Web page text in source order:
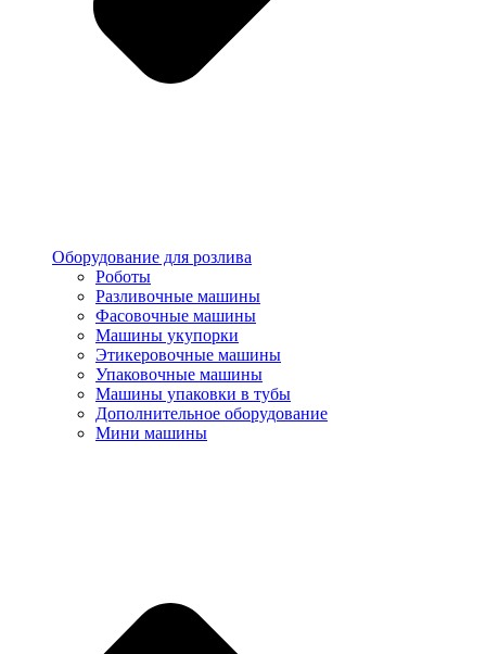
Оборудование для розлива
Роботы
Разливочные машины
Фасовочные машины
Машины укупорки
Этикеровочные машины
Упаковочные машины
Машины упаковки в тубы
Дополнительное оборудование
Мини машины